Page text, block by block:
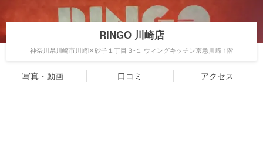
RINGO 川崎店
神奈川県川崎市川崎区砂子１丁目３-１ ウィングキッチン京急川崎 1階
写真・動画 口コミ アクセス